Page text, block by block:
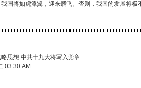
国将如虎添翼，迎来腾飞。否则，我国的发展将极
思想 中共十九大将写入党章
03:30 AM